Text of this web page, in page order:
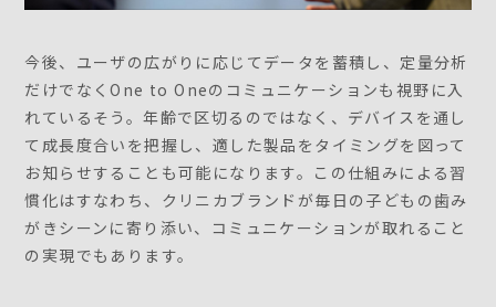
今後、ユーザの広がりに応じてデータを蓄積し、定量分析
だけでなくOne to Oneのコミュニケーションも視野に入
れているそう。年齢で区切るのではなく、デバイスを通し
て成長度合いを把握し、適した製品をタイミングを図って
お知らせすることも可能になります。この仕組みによる習
慣化はすなわち、クリニカブランドが毎日の子どもの歯み
がきシーンに寄り添い、コミュニケーションが取れること
の実現でもあります。